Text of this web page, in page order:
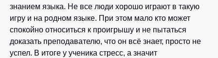
знанием языка. Не все люди хорошо играют в такую
игру и на родном языке. При этом мало кто может
спокойно относиться к проигрышу и не пытаться
доказать преподавателю, что он всё знает, просто не
успел. В итоге у ученика стресс, а значит